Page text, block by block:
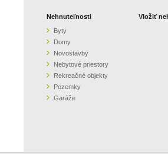
Nehnuteľnosti
Byty
Domy
Novostavby
Nebytové priestory
Rekreačné objekty
Pozemky
Garáže
Vložiť